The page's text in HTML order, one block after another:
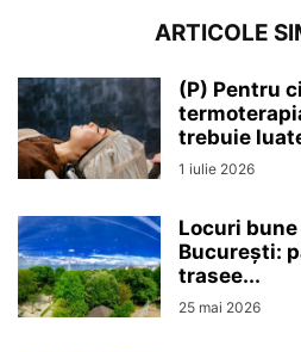
ARTICOLE
(P) Pentru
trebuie
1 iulie 2026
Locuri
București:
trasee...
25 mai 2026